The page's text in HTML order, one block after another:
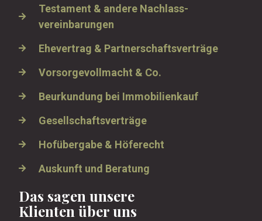
Testament & andere Nachlass­
vereinbarungen
Ehevertrag & Partnerschaftsverträge
Vorsorgevollmacht & Co.
Beurkundung bei Immobilienkauf
Gesellschaftsverträge
Hofübergabe & Höferecht
Auskunft und Beratung
Das sagen unsere
Klienten über uns